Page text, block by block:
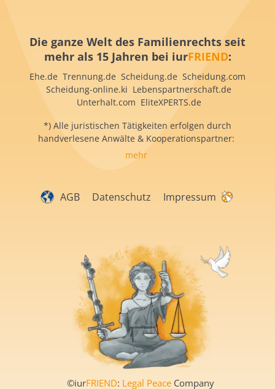
Die ganze Welt des Familienrechts seit
mehr als 15 Jahren bei iurFRIEND:
Ehe.de Trennung.de Scheidung.de Scheidung.com
Scheidung-online.ki Lebenspartnerschaft.de
Unterhalt.com EliteXPERTS.de
*) Alle juristischen Tätigkeiten erfolgen durch
handverlesene Anwälte & Kooperationspartner:
mehr
AGB Datenschutz Impressum
©iurFRIEND: Legal Peace Company